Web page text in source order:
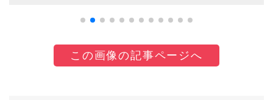
この画像の記事ページへ